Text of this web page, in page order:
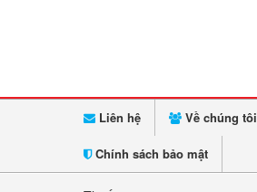
Liên hệ Về chúng tôi
Chính sách bảo mật